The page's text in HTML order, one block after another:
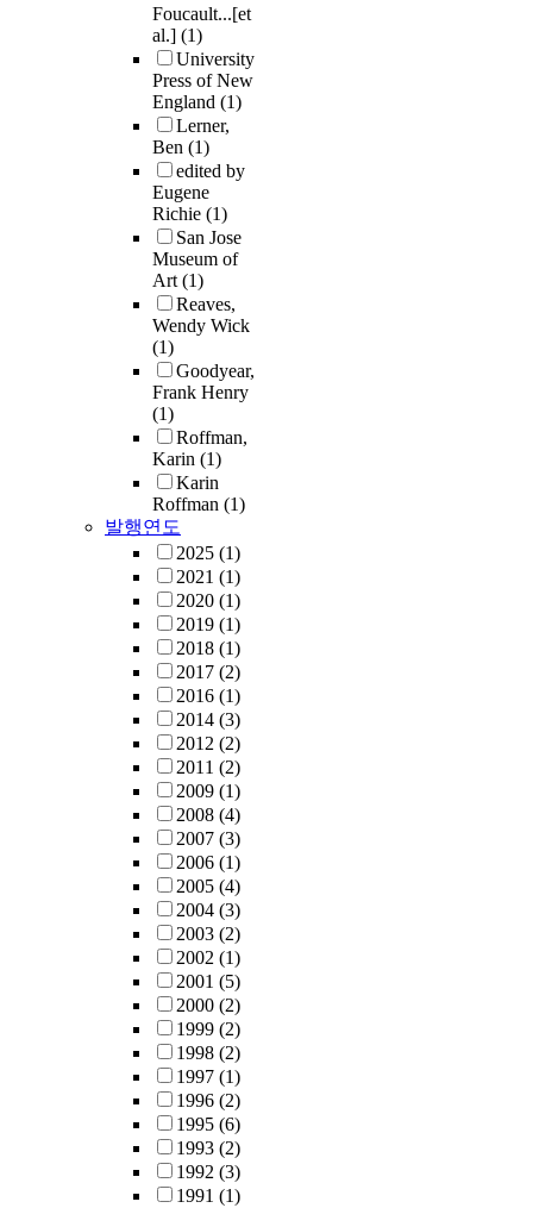
Foucault...[et
al.] (1)
University
Press of New
England (1)
Lerner,
Ben (1)
edited by
Eugene
Richie (1)
San Jose
Museum of
Art(1)
Reaves,
Wendy Wick
(1)
Goodyear,
Frank Henry
(1)
Roffman,
Karin (1)
Karin
Roffman (1)
발행연도
2025 (1)
2021 (1)
2020 (1)
2019 (1)
2018 (1)
2017 (2)
2016 (1)
2014 (3)
2012 (2)
2011 (2)
2009 (1)
2008 (4)
2007 (3)
2006 (1)
2005 (4)
2004 (3)
2003 (2)
2002 (1)
2001 (5)
2000 (2)
1999 (2)
1998 (2)
1997 (1)
1996 (2)
1995 (6)
1993 (2)
1992 (3)
1991 (1)